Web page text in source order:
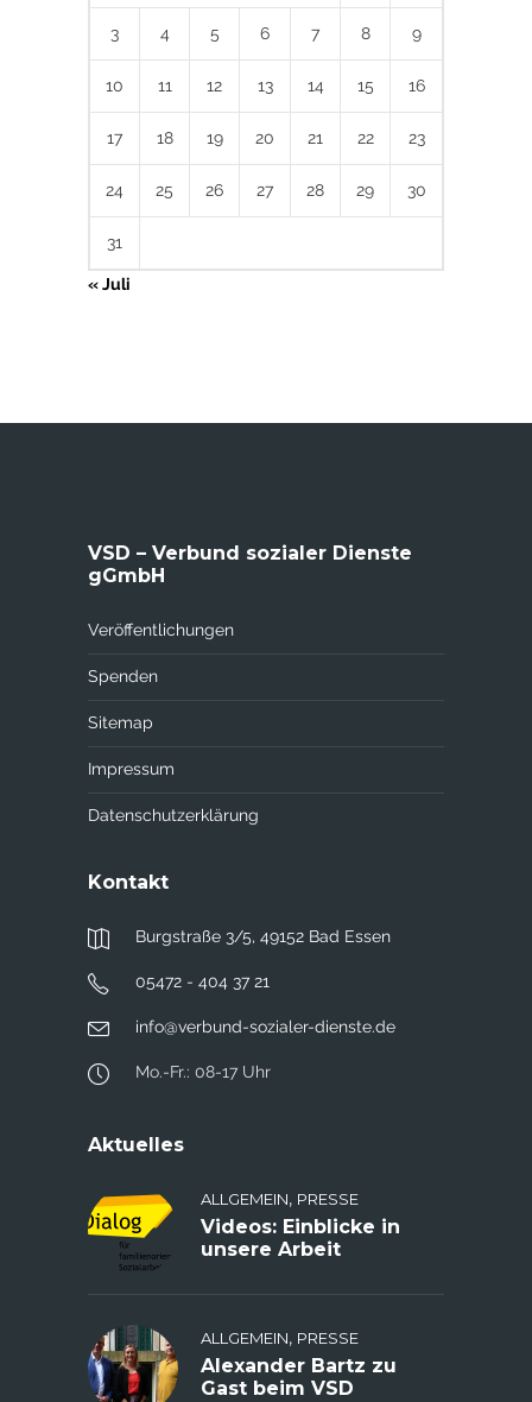
3 4 5 6 7 8 9
10 11 12 13 14 15 16
17 18 19 20 21 22 23
24 25 26 27 28 29 30
31
« Juli
VSD – Verbund sozialer Dienste
gGmbH
Veröffentlichungen
Spenden
Sitemap
Impressum
Datenschutzerklärung
Kontakt
Burgstraße 3/5, 49152 Bad Essen
05472 - 404 37 21
info@verbund-sozialer-dienste.de
Mo.-Fr.: 08-17 Uhr
Aktuelles
ALLGEMEIN, PRESSE
Videos: Einblicke in
unsere Arbeit
ALLGEMEIN, PRESSE
Alexander Bartz zu
Gast beim VSD